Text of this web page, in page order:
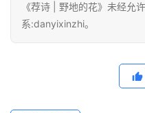
按
《荐诗 | 野地的花》未经允
系:danyixinzhi。